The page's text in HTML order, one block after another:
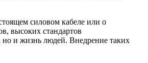
силовом кабеле или о
высоких стандартов
но и жизнь людей. Внедрение таких